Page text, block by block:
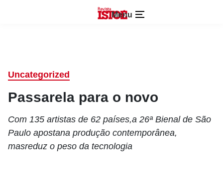
Menu
Uncategorized
Passarela para o novo
Com 135 artistas de 62 países,a 26ª Bienal de São
Paulo apostana produção contemporânea,
masreduz o peso da tecnologia